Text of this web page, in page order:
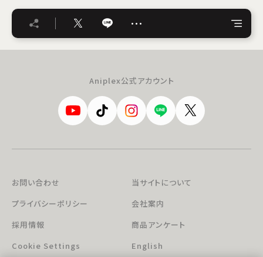
…
Aniplex公式アカウント
お問い合わせ
当サイトについて
プライバシーポリシー
会社案内
採用情報
商品アンケート
Cookie Settings
English